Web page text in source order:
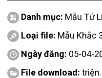
Danh mục: Mẫu Tứ
Loại file: Mẫu Khắc
Ngày đăng: 05-04-
File download: